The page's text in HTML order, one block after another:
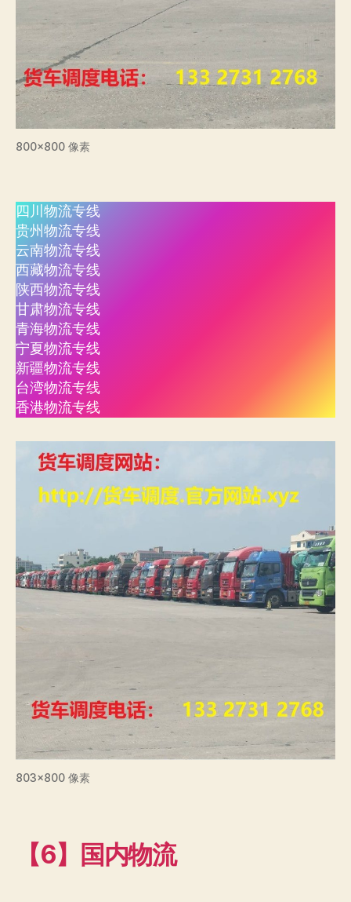
800×800 像素
四川物流专线
贵州物流专线
云南物流专线
西藏物流专线
陕西物流专线
甘肃物流专线
青海物流专线
宁夏物流专线
新疆物流专线
台湾物流专线
香港物流专线
803×800 像素
【6】国内物流